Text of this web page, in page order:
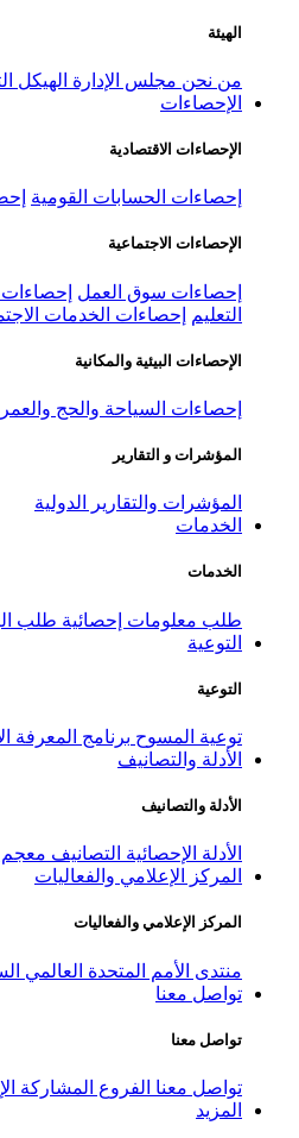
الهيئة
من نحن مجلس الإدارة الهيكل
الإحصاءات
الإحصاءات الاقتصادية
إحصاءات الحسابات القومية
الإحصاءات الاجتماعية
إحصاءات سوق العمل
التعليم
إحصاءات الخدمات
الإحصاءات البيئية والمكانية
إحصاءات السياحة والحج
المؤشرات و التقارير
المؤشرات والتقارير الدولية
الخدمات
الخدمات
طلب معلومات إحصائية طلب
التوعية
التوعية
توعية المسوح برنامج المعرفة
الأدلة والتصانيف
الأدلة والتصانيف
الأدلة الإحصائية التصانيف معجم
المركز الإعلامي والفعاليات
المركز الإعلامي والفعاليات
منتدى الأمم المتحدة العالمي
تواصل معنا
تواصل معنا
تواصل معنا الفروع المشاركة
المزيد